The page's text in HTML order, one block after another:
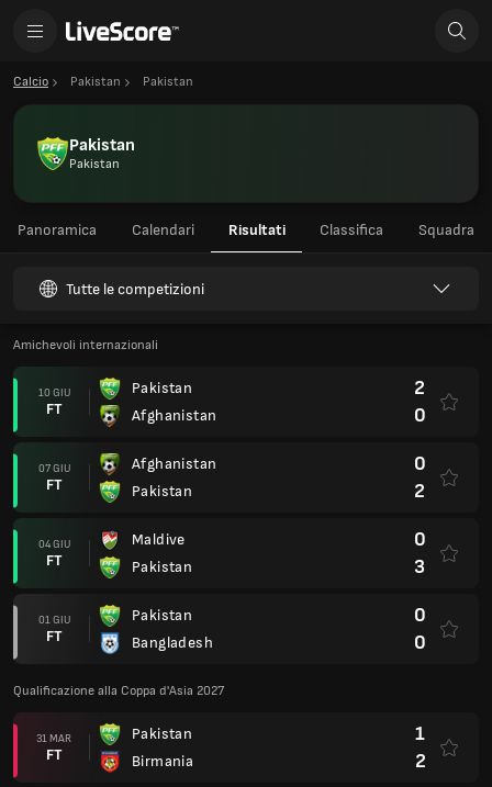
Calcio Pakistan Pakistan
Pakistan
Pakistan
Panoramica Calendari Risultati Classifica Squadra
Tutte le competizioni
Amichevoli internazionali
10 GIU
FT
Pakistan
Afghanistan
2
0
07 GIU
FT
Afghanistan
Pakistan
0
2
04 GIU
FT
Maldive
Pakistan
0
3
01 GIU
FT
Pakistan
Bangladesh
0
0
Qualificazione alla Coppa d'Asia 2027
31 MAR
FT
Pakistan
Birmania
1
2